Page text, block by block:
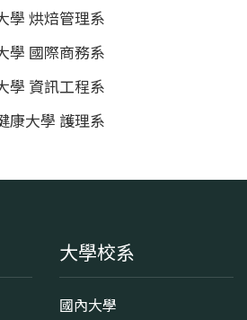
學 烘焙管理系
學 國際商務系
學 資訊工程系
康大學 護理系
大學校系
國內大學